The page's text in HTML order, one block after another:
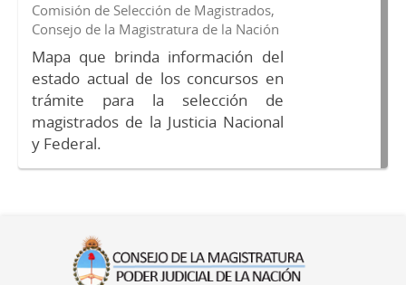
Comisión de Selección de Magistrados,
Consejo de la Magistratura de la Nación
Mapa que brinda información del
estado actual de los concursos en
trámite para la selección de
magistrados de la Justicia Nacional
y Federal.